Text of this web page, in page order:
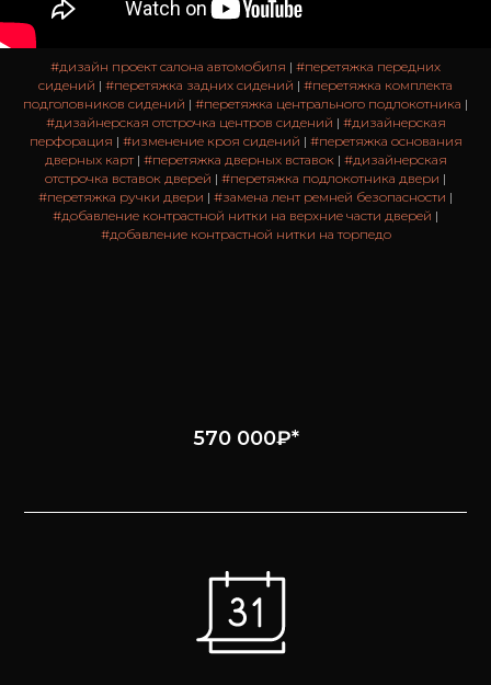
#дизайн проект салона автомобиля | #перетяжка передних
сидений | #перетяжка задних сидений | #перетяжка комплекта
подголовников сидений | #перетяжка центрального подлокотника |
#дизайнерская отстрочка центров сидений | #дизайнерская
перфорация | #изменение кроя сидений | #перетяжка основания
дверных карт| #перетяжка дверных вставок | #дизайнерская
отстрочка вставок дверей | #перетяжка подлокотника двери |
#перетяжка ручки двери | #замена лент ремней безопасности |
#добавление контрастной нитки на верхние части дверей |
#добавление контрастной нитки на торпедо
570 000₽*